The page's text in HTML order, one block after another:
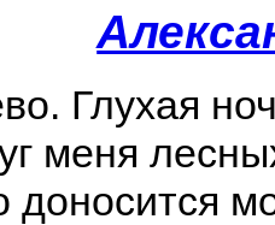
Глухая
меня
доносится